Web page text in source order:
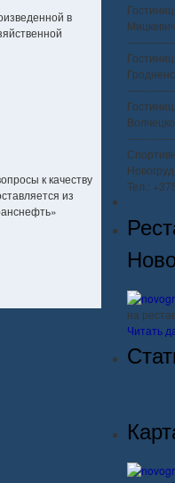
в
к качеству
из
Тел.:
на
Читать